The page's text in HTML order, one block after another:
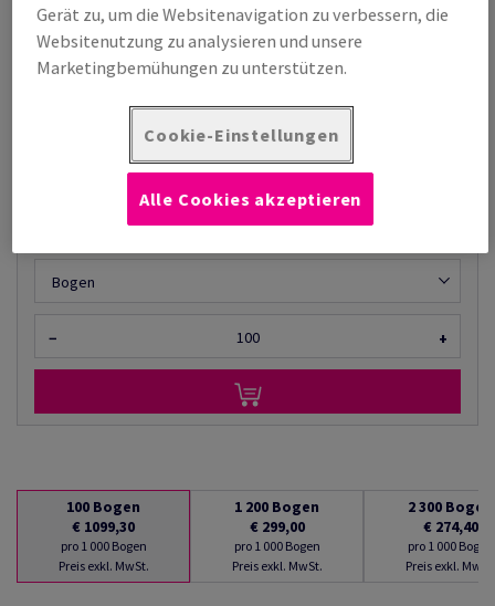
Produktinformation
Produkt weiterempfehlen
Listenpreis
Bogen
− +
100 Bogen
€ 1099,30
pro 1 000 Bogen
Preis exkl. MwSt.
1 200 Bogen
€ 299,00
pro 1 000 Bogen
Preis exkl. MwSt.
2 300 Bogen
€ 274,40
pro 1 000 Bogen
Preis exkl. MwSt.
Gerät zu, um die Websitenavigation zu verbessern, die
Websitenutzung zu analysieren und unsere
Marketingbemühungen zu unterstützen.
Cookie-Einstellungen
Alle Cookies akzeptieren